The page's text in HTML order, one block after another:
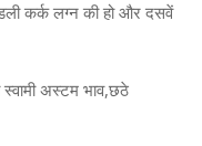
कर्क लग्न की हो और दसवें
स्वामी अस्टम भाव,छठे